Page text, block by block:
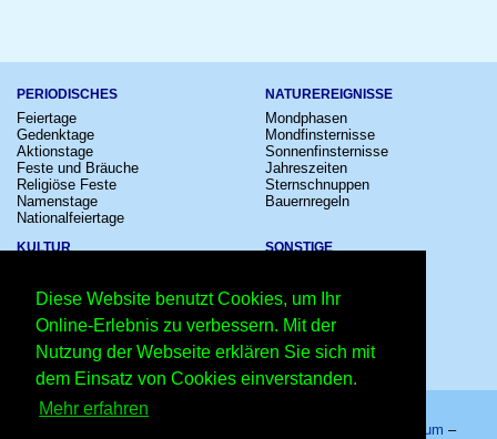
Diese Website benutzt Cookies, um Ihr
Online-Erlebnis zu verbessern. Mit der
Nutzung der Webseite erklären Sie sich mit
dem Einsatz von Cookies einverstanden.
Mehr erfahren
PERIODISCHES
Feiertage
Gedenktage
Aktionstage
Feste und Bräuche
Religiöse Feste
Namenstage
Nationalfeiertage
NATUREREIGNISSE
Mondphasen
Mondfinsternisse
Sonnenfinsternisse
Jahreszeiten
Sternschnuppen
Bauernregeln
KULTUR
Kinostarts
Festivals
Großevents
Comedy
Shows
SONSTIGE
Sternzeichen
Schalttage
Wahltage
Erinnerungen
Volksfeste
Impressum –